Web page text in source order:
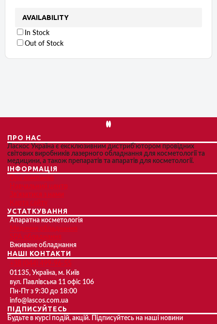
AVAILABILITY
In Stock
Out of Stock
ПРО НАС
Ласкос Україна є ексклюзивним дистриб'ютором провідних
світових виробників лазерного обладнання для косметології та
медицини, а також препаратів та апаратів для косметології.
ІНФОРМАЦІЯ
Про компанію
Навчальний центр
Зв'язатися з нами
Карта сайту
УСТАТКУВАННЯ
Апаратна косметологія
Медичне обладнання
SPA обладнання
Вживане обладнання
НАШІ КОНТАКТИ
+38 (044) 499-96-55
01135, Україна, м. Київ
вул. Павлівська 11 офіс 106
Пн-Пт з 9:30 до 18:00
info@lascos.com.ua
ПІДПИСУЙТЕСЬ
Будьте в курсі подій, акцій. Підписуйтесь на наші новини